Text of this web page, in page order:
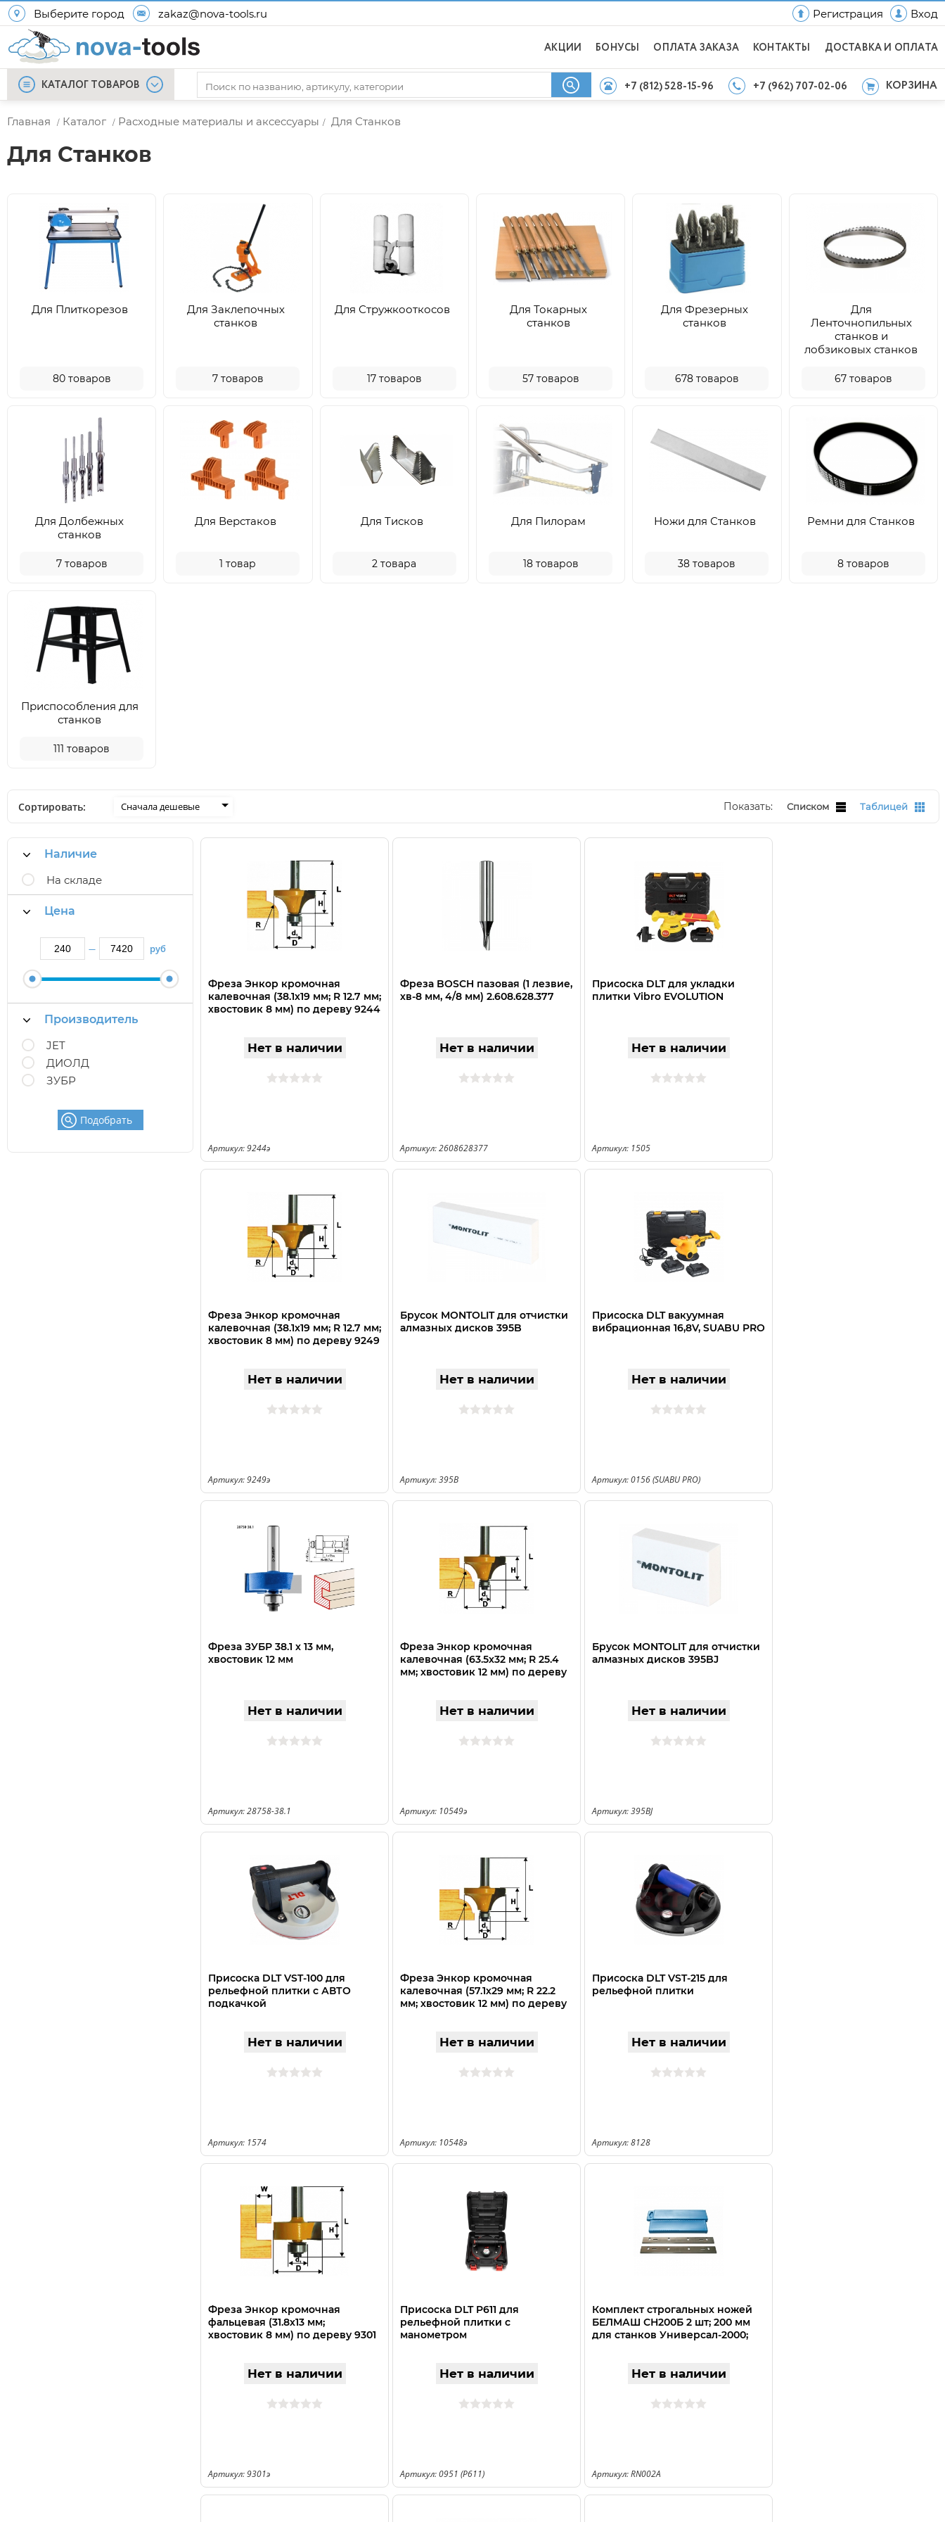
Выберите город zakaz@nova-tools.ru Регистрация Вход
АКЦИИ БОНУСЫ ОПЛАТА ЗАКАЗА КОНТАКТЫ ДОСТАВКА И ОПЛАТА
КАТАЛОГ ТОВАРОВ +7 (812) 528-15-96 +7 (962) 707-02-06 КОРЗИНА
Главная / Каталог / Расходные материалы и аксессуары / Для Станков
Для Станков
Для Плиткорезов
80 товаров
Для Заклепочных
станков
7 товаров
Для Стружкооткосов
17 товаров
Для Токарных
станков
57 товаров
Для Фрезерных
станков
678 товаров
Для
Ленточнопильных
станков и
лобзиковых станков
67 товаров
Для Долбежных
станков
7 товаров
Для Верстаков
1товар
Для Тисков
2товара
Для Пилорам
18 товаров
Ножи для Станков
38товаров
Ремни для Станков
8 товаров
Приспособления для
станков
111товаров
Сортировать: Сначала дешевые Показать: Списком Таблицей
Наличие
На складе
Цена
— руб
Производитель
JET
ДИОЛД
ЗУБР
Подобрать
Фреза Энкор кромочная
калевочная (38.1х19 мм; R 12.7 мм;
хвостовик 8 мм) по дереву 9244
Нет в наличии
Артикул: 9244э
Фреза BOSCH пазовая (1 лезвие,
хв-8 мм, 4/8 мм) 2.608.628.377
Нет в наличии
Артикул: 2608628377
Присоска DLT для укладки
плитки Vibro EVOLUTION
Нет в наличии
Артикул: 1505
Фреза Энкор кромочная
калевочная (38.1х19 мм; R 12.7 мм;
хвостовик 8 мм) по дереву 9249
Нет в наличии
Артикул: 9249э
Брусок MONTOLIT для отчистки
алмазных дисков 395B
Нет в наличии
Артикул: 395B
Присоска DLT вакуумная
вибрационная 16,8V, SUABU PRO
Нет в наличии
Артикул: 0156 (SUABU PRO)
Фреза ЗУБР 38.1 x 13 мм,
хвостовик 12 мм
Нет в наличии
Артикул: 28758-38.1
Фреза Энкор кромочная
калевочная (63.5х32 мм; R 25.4
мм; хвостовик 12 мм) по дереву
Нет в наличии
Артикул: 10549э
Брусок MONTOLIT для отчистки
алмазных дисков 395BJ
Нет в наличии
Артикул: 395BJ
Присоска DLT VST-100 для
рельефной плитки с АВТО
подкачкой
Нет в наличии
Артикул: 1574
Фреза Энкор кромочная
калевочная (57.1х29 мм; R 22.2
мм; хвостовик 12 мм) по дереву
Нет в наличии
Артикул: 10548э
Присоска DLT VST-215 для
рельефной плитки
Нет в наличии
Артикул: 8128
Фреза Энкор кромочная
фальцевая (31.8х13 мм;
хвостовик 8 мм) по дереву 9301
Нет в наличии
Артикул: 9301э
Присоска DLT P611 для
рельефной плитки с
манометром
Нет в наличии
Артикул: 0951 (P611)
Комплект строгальных ножей
БЕЛМАШ СН200Б 2 шт; 200 мм
для станков Универсал-2000;
Нет в наличии
Артикул: RN002A